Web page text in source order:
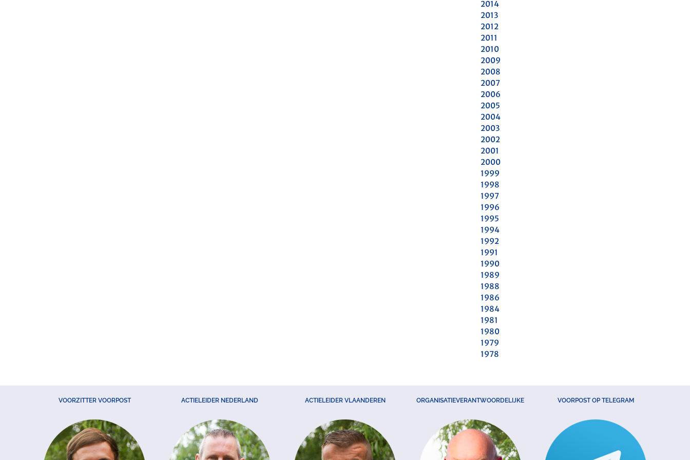
2014
2013
2012
2011
2010
2009
2008
2007
2006
2005
2004
2003
2002
2001
2000
1999
1998
1997
1996
1995
1994
1992
1991
1990
1989
1988
1986
1984
1981
1980
1979
1978
VOORZITTER VOORPOST ACTIELEIDER NEDERLAND ACTIELEIDER VLAANDEREN ORGANISATIEVERANTWOORDELIJKE VOORPOST OP TELEGRAM